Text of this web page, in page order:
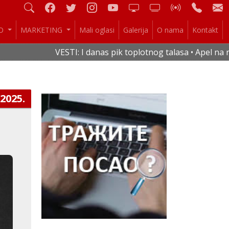
MARKETING Mali oglasi Galerija O nama Kontakt
VESTI: I danas pik toplotnog talasa • Apel na